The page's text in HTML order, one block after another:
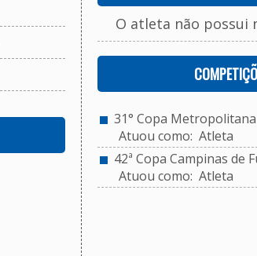
O atleta não possui
31° Copa Metropolitana
Atuou como: Atleta
42ª Copa Campinas de
Atuou como: Atleta